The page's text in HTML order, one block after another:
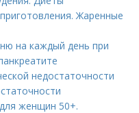
Жаренные
на каждый день при
недостаточности
женщин 50+.